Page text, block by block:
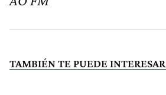
TAMBIÉN TE PUEDE INTERESAR